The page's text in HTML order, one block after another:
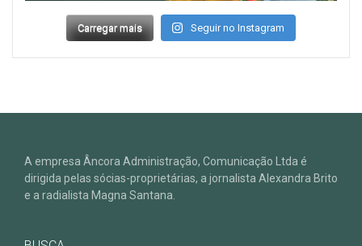
Carregar mais Seguir no Instagram
A empresa Âncora Administração, Comunicação Ltda é
dirigida pelas sócias-proprietárias, a jornalista Alexandra Brito
e a radialista Magna Santana.